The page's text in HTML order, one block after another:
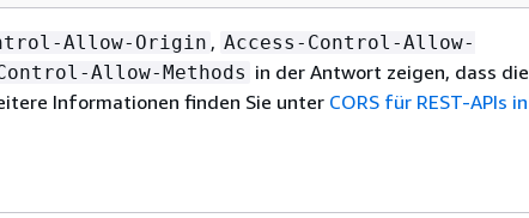
Allow-Origin , Access-Control-Allow-
Allow-Methods in der Antwort zeigen, dass die
Informationen finden Sie unter CORS für REST-APIs in